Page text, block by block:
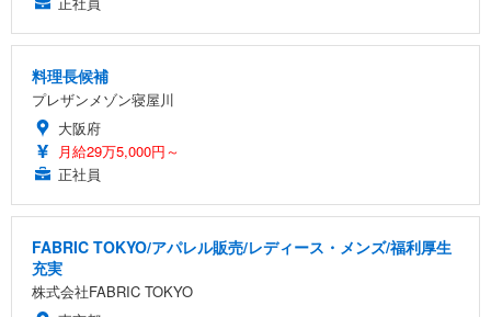
料理長候補
プレザンメゾン寝屋川
大阪府
月給29万5,000円～
正社員
FABRIC TOKYO/アパレル販売/レディース・メンズ/福利厚生
充実
株式会社FABRIC TOKYO